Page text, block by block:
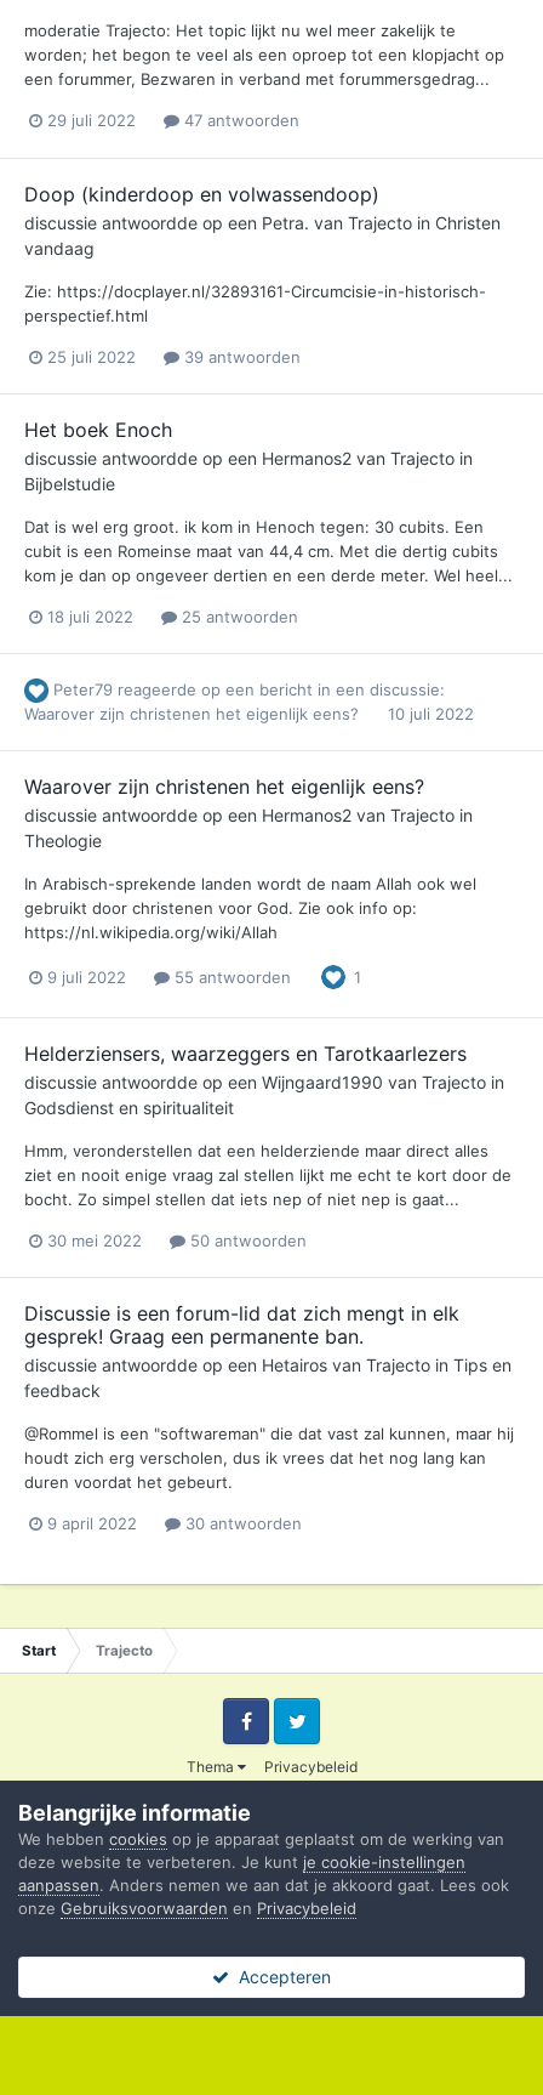
moderatie Trajecto: Het topic lijkt nu wel meer zakelijk te
worden; het begon te veel als een oproep tot een klopjacht op
een forummer, Bezwaren in verband met forummersgedrag...
29 juli 2022 47 antwoorden
Doop (kinderdoop en volwassendoop)
discussie antwoordde op een Petra. van Trajecto in Christen
vandaag
Zie: https://docplayer.nl/32893161-Circumcisie-in-historisch-
perspectief.html
25 juli 2022 39 antwoorden
Het boek Enoch
discussie antwoordde op een Hermanos2 van Trajecto in
Bijbelstudie
Dat is wel erg groot. ik kom in Henoch tegen: 30 cubits. Een
cubit is een Romeinse maat van 44,4 cm. Met die dertig cubits
kom je dan op ongeveer dertien en een derde meter. Wel heel...
18 juli 2022 25 antwoorden
Peter79 reageerde op een bericht in een discussie:
Waarover zijn christenen het eigenlijk eens?
10 juli 2022
Waarover zijn christenen het eigenlijk eens?
discussie antwoordde op een Hermanos2 van Trajecto in
Theologie
In Arabisch-sprekende landen wordt de naam Allah ook wel
gebruikt door christenen voor God. Zie ook info op:
https://nl.wikipedia.org/wiki/Allah
9 juli 2022 55 antwoorden 1
Helderziensers, waarzeggers en Tarotkaarlezers
discussie antwoordde op een Wijngaard1990 van Trajecto in
Godsdienst en spiritualiteit
Hmm, veronderstellen dat een helderziende maar direct alles
ziet en nooit enige vraag zal stellen lijkt me echt te kort door de
bocht. Zo simpel stellen dat iets nep of niet nep is gaat...
30 mei 2022 50 antwoorden
Discussie is een forum-lid dat zich mengt in elk
gesprek! Graag een permanente ban.
discussie antwoordde op een Hetairos van Trajecto in Tips en
feedback
@Rommel is een "softwareman" die dat vast zal kunnen, maar hij
houdt zich erg verscholen, dus ik vrees dat het nog lang kan
duren voordat het gebeurt.
9 april 2022 30 antwoorden
Start Trajecto
Thema Privacybeleid
FacebookTwitter
Powered by Invision Community
Belangrijke informatie
We hebben cookies op je apparaat geplaatst om de werking van
deze website te verbeteren. Je kunt je cookie-instellingen
aanpassen. Anders nemen we aan dat je akkoord gaat. Lees ook
onze Gebruiksvoorwaarden en Privacybeleid
Accepteren